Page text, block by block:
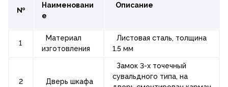
№
Наименовани
е
Описание
1
Материал
изготовления
Листовая сталь, толщина
1.5 мм
2 Дверь шкафа
Замок 3-х точечный
сувальдного типа, на